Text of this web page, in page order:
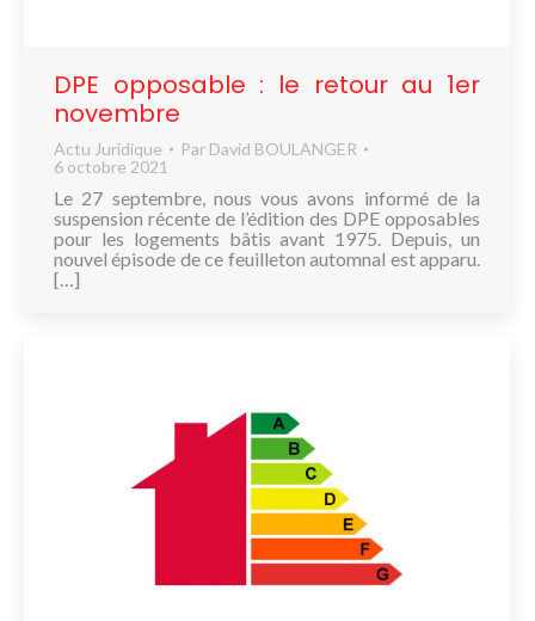
DPE opposable : le retour au 1er
novembre
Actu Juridique Par David BOULANGER
6 octobre 2021
Le 27 septembre, nous vous avons informé de la
suspension récente de l’édition des DPE opposables
pour les logements bâtis avant 1975. Depuis, un
nouvel épisode de ce feuilleton automnal est apparu.
[…]